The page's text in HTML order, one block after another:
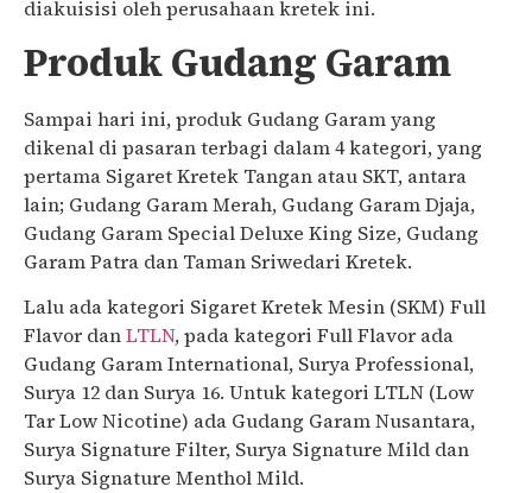
diakuisisi oleh perusahaan kretek ini.
Produk Gudang Garam
Sampai hari ini, produk Gudang Garam yang
dikenal di pasaran terbagi dalam 4 kategori, yang
pertama Sigaret Kretek Tangan atau SKT, antara
lain; Gudang Garam Merah, Gudang Garam Djaja,
Gudang Garam Special Deluxe King Size, Gudang
Garam Patra dan Taman Sriwedari Kretek.
Lalu ada kategori Sigaret Kretek Mesin (SKM) Full
Flavor danLTLN, pada kategori Full Flavor ada
Gudang Garam International, Surya Professional,
Surya 12 dan Surya 16. Untuk kategori LTLN (Low
Tar Low Nicotine) ada Gudang Garam Nusantara,
Surya Signature Filter, Surya Signature Mild dan
Surya Signature Menthol Mild.